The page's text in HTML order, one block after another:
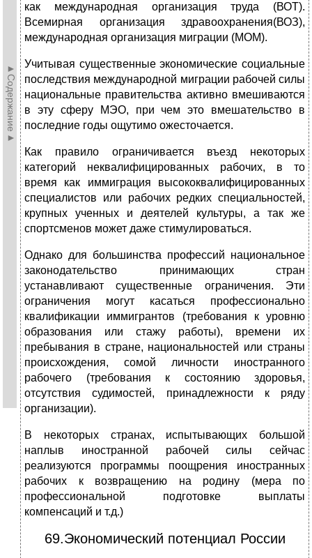
►Содержание►
как международная организация труда (ВОТ).
Всемирная организация здравоохранения(ВОЗ),
международная организация миграции (МОМ).
Учитывая существенные экономические социальные
последствия международной миграции рабочей силы
национальные правительства активно вмешиваются
в эту сферу МЭО, при чем это вмешательство в
последние годы ощутимо ожесточается.
Как правило ограничивается въезд некоторых
категорий неквалифицированных рабочих, в то
время как иммиграция высококвалифицированных
специалистов или рабочих редких специальностей,
крупных ученных и деятелей культуры, а так же
спортсменов может даже стимулироваться.
Однако для большинства профессий национальное
законодательство принимающих стран
устанавливают существенные ограничения. Эти
ограничения могут касаться профессионально
квалификации иммигрантов (требования к уровню
образования или стажу работы), времени их
пребывания в стране, национальностей или страны
происхождения, сомой личности иностранного
рабочего (требования к состоянию здоровья,
отсутствия судимостей, принадлежности к ряду
организации).
В некоторых странах, испытывающих большой
наплыв иностранной рабочей силы сейчас
реализуются программы поощрения иностранных
рабочих к возвращению на родину (мера по
профессиональной подготовке выплаты
компенсаций и т.д.)
69.Экономический потенциал России